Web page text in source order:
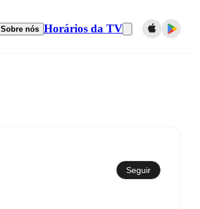
Sobre nós Horários da TV
Seguir